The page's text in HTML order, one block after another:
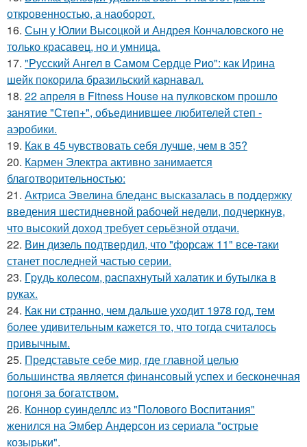
откровенностью, а наоборот.
16. Сын у Юлии Высоцкой и Андрея Кончаловского не
только красавец, но и умница.
17. "Русский Ангел в Самом Сердце Рио": как Ирина
шейк покорила бразильский карнавал.
18. 22 апреля в Fitness House на пулковском прошло
занятие "Степ+", объединившее любителей степ -
аэробики.
19. Как в 45 чувствовать себя лучше, чем в 35?
20. Кармен Электра активно занимается
благотворительностью:
21. Актриса Эвелина бледанс высказалась в поддержку
введения шестидневной рабочей недели, подчеркнув,
что высокий доход требует серьёзной отдачи.
22. Вин дизель подтвердил, что "форсаж 11" все-таки
станет последней частью серии.
23. Гpyдь колесом, распахнутый халатик и бутылка в
руках.
24. Как ни странно, чем дальше уходит 1978 год, тем
более удивительным кажется то, что тогда считалось
привычным.
25. Представьте себе мир, где главной целью
большинства является финансовый успех и бесконечная
погоня за богатством.
26. Коннор суинделлс из "Полового Воспитания"
женился на Эмбер Андерсон из сериала "острые
козырьки".